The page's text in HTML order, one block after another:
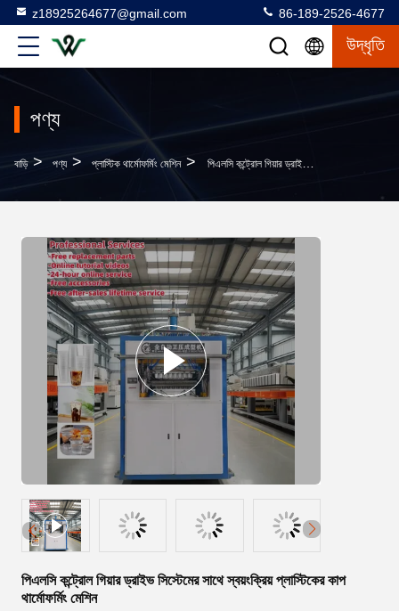
z18925264677@gmail.com 86-189-2526-4677
উদ্ধৃতি
পণ্য
বাড়ি > পণ্য > প্লাস্টিক থার্মোফর্মিং মেশিন > পিএলসি কন্ট্রোল গিয়ার ড্রাইভ সিস্টেমের সাথে স্বয়ংক্রিয় প্লাস্টিকের কাপ থার্মোফর্মিং মেশিন
পিএলসি কন্ট্রোল গিয়ার ড্রাইভ সিস্টেমের সাথে স্বয়ংক্রিয় প্লাস্টিকের কাপ
থার্মোফর্মিং মেশিন